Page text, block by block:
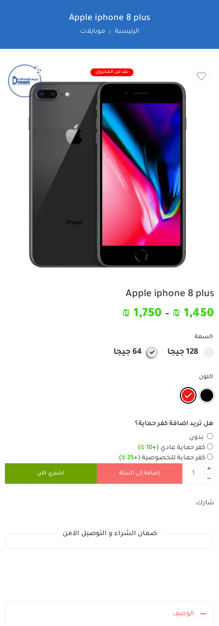
Apple iphone 8 plus
الرئيسية موبايلات
نفذ من المخزون
Apple iphone 8 plus
1,450
₪
–
1,750
₪
السعة
128 جيجا 64 جيجا
اللون
هل تريد اضافة كفر حماية؟
بدون
كفر حماية عادي (+
10
₪
)
كفر حماية للخصوصية (+
25
₪
)
إضافة إلى السلة اشتري الآن
شارك:
ضمان الشراء و التوصيل الآمن
الوصف